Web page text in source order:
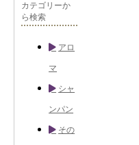
カテゴリーか
ら検索
アロ
マ
シャ
ンパン
その